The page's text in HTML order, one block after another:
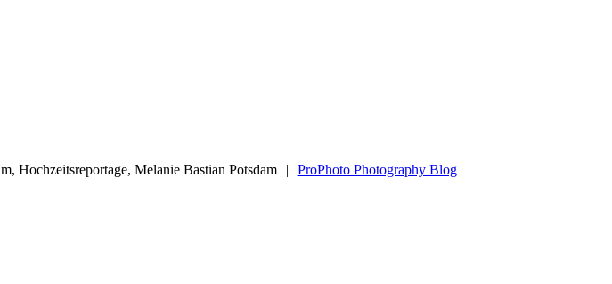
Hochzeitsreportage, Melanie Bastian Potsdam
| ProPhoto Photography Blog